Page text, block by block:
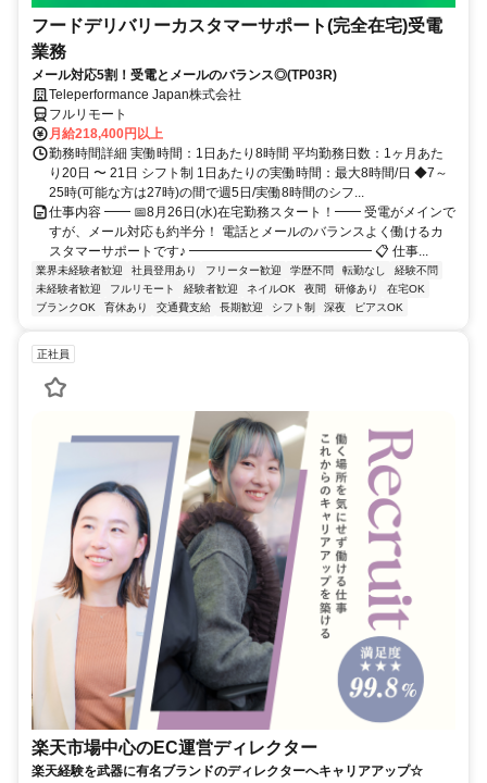
フードデリバリーカスタマーサポート(完全在宅)受電
業務
メール対応5割！受電とメールのバランス◎(TP03R)
Teleperformance Japan株式会社
フルリモート
月給218,400円以上
勤務時間詳細 実働時間：1日あたり8時間 平均勤務日数：1ヶ月あた
り20日 〜 21日 シフト制 1日あたりの実働時間：最大8時間/日 ◆7～
25時(可能な方は27時)の間で週5日/実働8時間のシフ...
仕事内容 ━━ 📅8月26日(水)在宅勤務スタート！━━ 受電がメインで
すが、メール対応も約半分！ 電話とメールのバランスよく働けるカ
スタマーサポートです♪ ━━━━━━━━━━━━━━ 📋 仕事...
業界未経験者歓迎 社員登用あり フリーター歓迎 学歴不問 転勤なし
経験不問
未経験者歓迎
フルリモート 経験者歓迎 ネイルOK 夜間 研修あり
在宅OK
ブランクOK
育休あり 交通費支給 長期歓迎 シフト制 深夜 ピアスOK
正社員
楽天市場中心のEC運営ディレクター
楽天経験を武器に有名ブランドのディレクターへキャリアアップ☆